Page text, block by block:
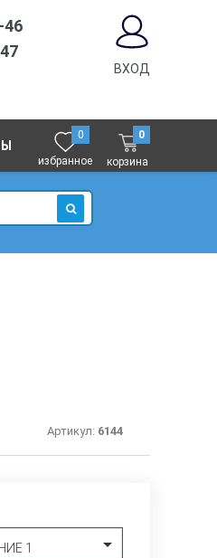
46
ВХОД
0
избранное
0
корзина
ИСКАТЬ
Артикул: 6144
1